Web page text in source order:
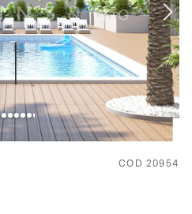
COD 20954